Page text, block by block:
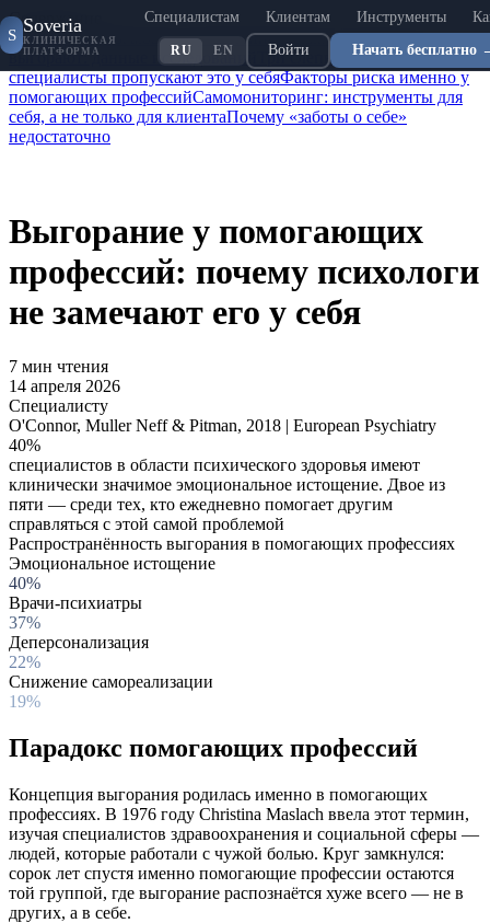
S Soveria
КЛИНИЧЕСКАЯ
ПЛАТФОРМА
Специалистам Клиентам Инструменты
RU EN Войти Начать бесплатно
Содержание
Парадокс помогающих профессийСколько специалистов
выгорают: данные исследований
Три слепые зоны: почему
специалисты пропускают это у себяФакторы риска именно у
помогающих профессийСамомониторинг: инструменты для
себя, а не только для клиентаПочему «заботы о себе»
недостаточно
Выгорание у помогающих
профессий: почему психологи
не замечают его у себя
7 мин чтения
14 апреля 2026
Специалисту
O'Connor, Muller Neff & Pitman, 2018 | European Psychiatry
40%
специалистов в области психического здоровья имеют
клинически значимое эмоциональное истощение. Двое из
пяти — среди тех, кто ежедневно помогает другим
справляться с этой самой проблемой
Распространённость выгорания в помогающих профессиях
Эмоциональное истощение
40%
Врачи-психиатры
37%
Деперсонализация
22%
Снижение самореализации
19%
Парадокс помогающих профессий
Концепция выгорания родилась именно в помогающих
профессиях. В 1976 году Christina Maslach ввела этот термин,
изучая специалистов здравоохранения и социальной сферы —
людей, которые работали с чужой болью. Круг замкнулся:
сорок лет спустя именно помогающие профессии остаются
той группой, где выгорание распознаётся хуже всего — не в
других, а в себе.